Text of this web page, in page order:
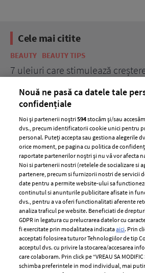
Cele mai citite
BEAUTY BEAUTY TIPS
7 uleiuri care stimulează
ELLE Style Awards
2024
Despre ELLE
Romania
Contact
Abonamente
Nouă ne pasă ca datele tale
confidențiale
Noi și partenerii noștri594stocăm și/sau
dvs., precum identificatorii cookie unici pentru
personal. Puteți accepta sau gestiona alegerile
orice moment, pe pagina cu politica de
raportate partenerilor noștri și nu vă vor afecta
Noi si partenerii nostri (retelele de socializare si
partenere, precum si furnizorii nostri de servicii
date pentru a permite website-ului sa
continutul si anunturile publicitare afisate in
dvs., pentru a va oferi functionalitati aferente
analiza traficul pe website. Beneficiati de
GDPR in legatura cu prelucrarea datelor cu
fi exercitate prin modalitatea indicataaici. Prin
acceptati folosirea tuturor Tehnologiilor de tip
acceptul dvs. cu privire la stocarea/accesarea
care colaboram. Prin click pe “VREAU SA MODIFIC
schimba preferintele in mod individual, mai